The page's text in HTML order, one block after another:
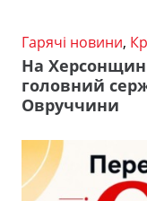
Гарячі новини,
На
головний
Овруччини